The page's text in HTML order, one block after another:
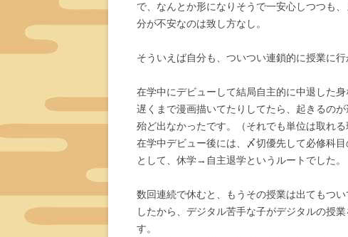
で、なんとか形になりそうで一安心しつつも
分が不安なのは致し方なし。
そういえば自分も、ついつい連鎖的に授業に
在学中にデビューして結局自主的に中退した身
遅くまで漫画描いてたりしてたら、起きるの
殆ど出なかったです。（それでも単位は取れる
在学中デビュー後には、〆切優先して必修科
として、休学→自主退学というルートでした。
数回連続で休むと、もうその授業は出てもつ
したから、デジタル苦手な子がデジタルの授
す。